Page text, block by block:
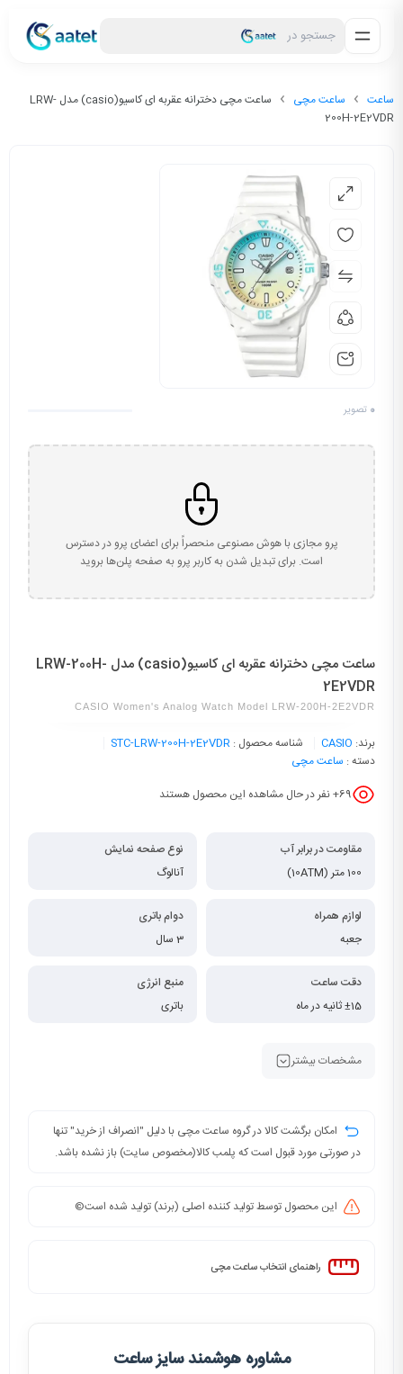
جستجو در
ساعت ساعت مچی
ساعت مچی دخترانه عقربه ای کاسیو(casio) مدل LRW-
200H-2E2VDR
0 تصویر
پرو مجازی با هوش مصنوعی منحصراً برای اعضای پرو در دسترس
است. برای تبدیل شدن به کاربر پرو به صفحه پلن‌ها بروید
ساعت مچی دخترانه عقربه ای کاسیو(casio) مدل LRW-200H-
2E2VDR
CASIO Women's Analog Watch Model LRW-200H-2E2VDR
برند: CASIO شناسه محصول : STC-LRW-200H-2E2VDR
دسته : ساعت مچی
69+ نفر در حال مشاهده این محصول هستند
مقاومت در برابر آب
100 متر (10ATM)
نوع صفحه نمایش
آنالوگ
لوازم همراه
جعبه
دوام باتری
3 سال
دقت ساعت
±15 ثانیه در ماه
منبع انرژی
باتری
مشخصات بیشتر
امکان برگشت کالا در گروه ساعت مچی با دلیل "انصراف از خرید" تنها
در صورتی مورد قبول است که پلمب کالا(مخصوص سایت) باز نشده باشد.
این محصول توسط تولید کننده اصلی (برند) تولید شده است©️
راهنمای انتخاب ساعت مچی
مشاوره هوشمند سایز ساعت